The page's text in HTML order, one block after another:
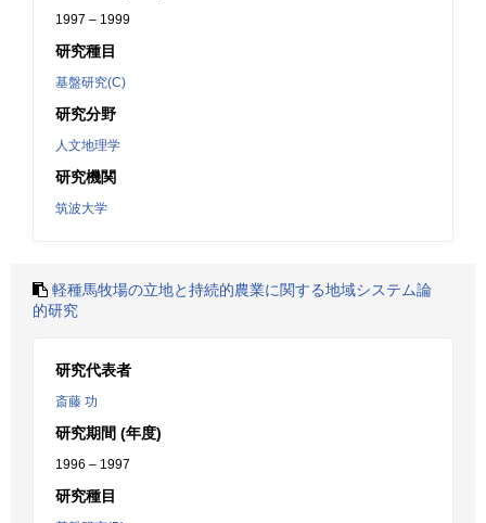
1997 – 1999
研究種目
基盤研究(C)
研究分野
人文地理学
研究機関
筑波大学
軽種馬牧場の立地と持続的農業に関する地域システム論
的研究
研究代表者
斎藤 功
研究期間 (年度)
1996 – 1997
研究種目